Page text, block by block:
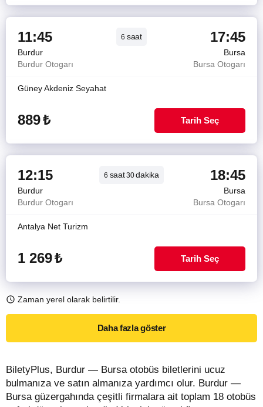
11:45 6 saat 17:45
Burdur
Bursa
Burdur Otogarı
Bursa Otogarı
Güney Akdeniz Seyahat
889₺ Tarih Seç
12:15 6 saat30dakika 18:45
Burdur
Bursa
Burdur Otogarı
Bursa Otogarı
Antalya Net Turizm
1 269₺ Tarih Seç
Zaman yerel olarak belirtilir.
Daha fazla göster
BiletyPlus, Burdur — Bursa otobüs biletlerini ucuz
bulmanıza ve satın almanıza yardımcı olur. Burdur —
Bursa güzergahında çeşitli firmalara ait toplam 18 otobüs